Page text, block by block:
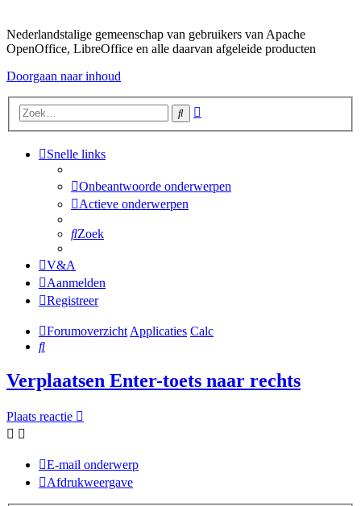
Nederlandstalige gemeenschap van gebruikers van Apache
OpenOffice, LibreOffice en alle daarvan afgeleide producten
Doorgaan naar inhoud
Zoek
Snelle links
Onbeantwoorde onderwerpen
Actieve onderwerpen
Zoek
V&A
Aanmelden
Registreer
Forumoverzicht Applicaties Calc
Zoek
Verplaatsen Enter-toets naar rechts
Plaats reactie
E-mail onderwerp
Afdrukweergave